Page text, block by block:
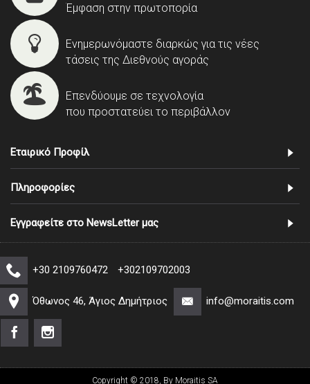
Έμφαση στην πρωτοπορία
Ενημερωνόμαστε διαρκώς για τις νέες
τάσεις της Διεθνούς αγοράς
Επενδύουμε σε τεχνολογία
που προστατεύει το περιβάλλον
Εταιρικό Προφίλ
Πληροφορίες
Εγγραφείτε στο NewsLetter μας
+30 2109760472 +302109702003
Όθωνος 46, Άγιος Δημήτριος info@moraitis.com
Copyright © 2018, By Moraitis SA